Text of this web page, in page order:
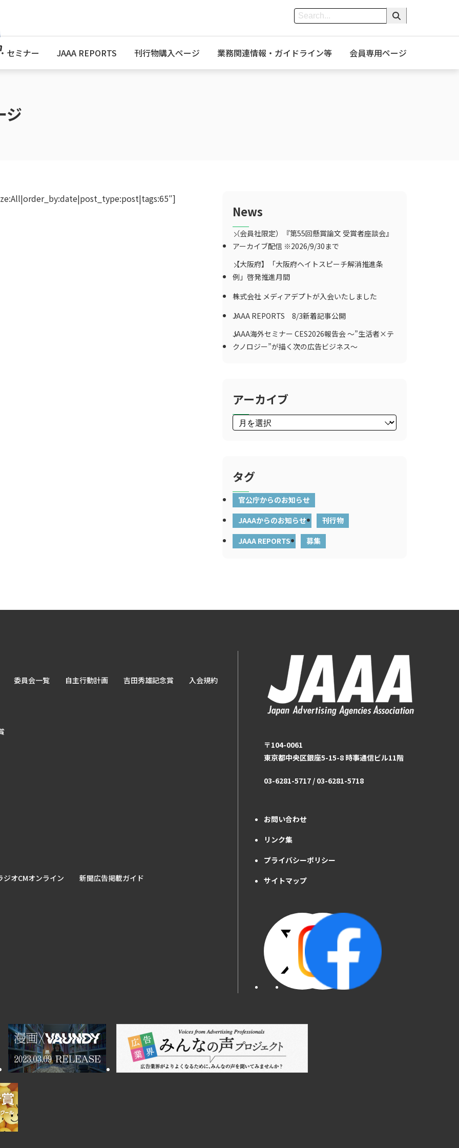
セミナー JAAA REPORTS 刊行物購入ページ 業務関連情報・ガイドライン等 会員専用ページ
ジ
News
（会員社限定）『第55回懸賞論文 受賞者座談会』
アーカイブ配信 ※2026/9/30まで
【大阪府】「大阪府ヘイトスピーチ解消推進条
例」啓発推進月間
株式会社 メディアデプトが入会いたしました
JAAA REPORTS 8/3新着記事公開
JAAA海外セミナー CES2026報告会 ～”生活者×テ
クノロジー”が描く次の広告ビジネス～
アーカイブ
タグ
官公庁からのお知らせ
JAAAからのお知らせ
刊行物
JAAA REPORTS
募集
委員会一覧 自主行動計画 吉田秀雄記念賞 入会規約
ジオCMオンライン
新聞広告掲載ガイド
〒104-0061
東京都中央区銀座5-15-8 時事通信ビル11階
03-6281-5717 / 03-6281-5718
お問い合わせ
リンク集
プライバシーポリシー
サイトマップ